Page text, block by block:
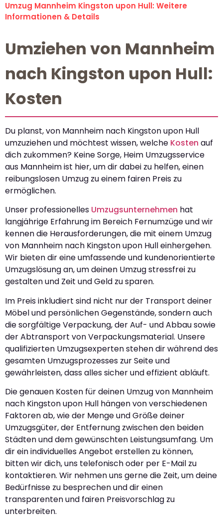
Umzug Mannheim Kingston upon Hull: Weitere
Informationen & Details
Umziehen von Mannheim
nach Kingston upon Hull:
Kosten
Du planst, von Mannheim nach Kingston upon Hull
umzuziehen und möchtest wissen, welche Kosten auf
dich zukommen? Keine Sorge, Heim Umzugsservice
aus Mannheim ist hier, um dir dabei zu helfen, einen
reibungslosen Umzug zu einem fairen Preis zu
ermöglichen.
Unser professionelles Umzugsunternehmen hat
langjährige Erfahrung im Bereich Fernumzüge und wir
kennen die Herausforderungen, die mit einem Umzug
von Mannheim nach Kingston upon Hull einhergehen.
Wir bieten dir eine umfassende und kundenorientierte
Umzugslösung an, um deinen Umzug stressfrei zu
gestalten und Zeit und Geld zu sparen.
Im Preis inkludiert sind nicht nur der Transport deiner
Möbel und persönlichen Gegenstände, sondern auch
die sorgfältige Verpackung, der Auf- und Abbau sowie
der Abtransport von Verpackungsmaterial. Unsere
qualifizierten Umzugsexperten stehen dir während des
gesamten Umzugsprozesses zur Seite und
gewährleisten, dass alles sicher und effizient abläuft.
Die genauen Kosten für deinen Umzug von Mannheim
nach Kingston upon Hull hängen von verschiedenen
Faktoren ab, wie der Menge und Größe deiner
Umzugsgüter, der Entfernung zwischen den beiden
Städten und dem gewünschten Leistungsumfang. Um
dir ein individuelles Angebot erstellen zu können,
bitten wir dich, uns telefonisch oder per E-Mail zu
kontaktieren. Wir nehmen uns gerne die Zeit, um deine
Bedürfnisse zu besprechen und dir einen
transparenten und fairen Preisvorschlag zu
unterbreiten.